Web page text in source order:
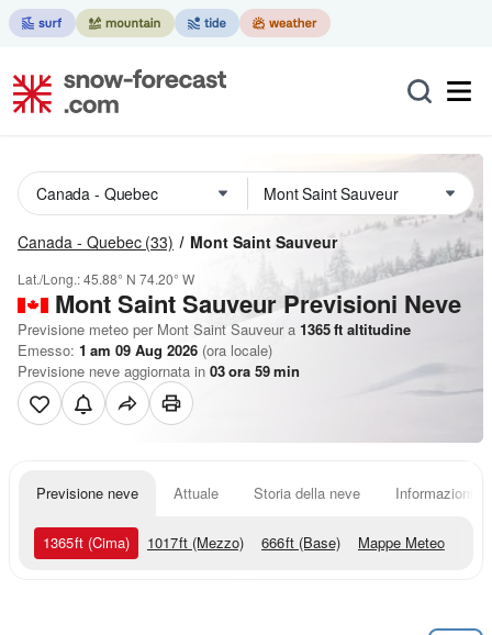
Canada - Quebec (33) Mont Saint Sauveur
Lat./Long.:45.88° N 74.20° W
Mont Saint Sauveur Previsioni Neve
Previsione meteo per Mont Saint Sauveur a 1365ft altitudine
Emesso: 1 am 09 Aug 2026 (ora locale)
Previsione neve aggiornata in 03ora 59min
Previsione neve Attuale Storia della neve Informazioni
1365ft (Cima) 1017ft (Mezzo) 666ft (Base) Mappe Meteo